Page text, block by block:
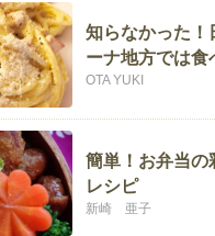
知らなかった！
ーナ地方では
OTA YUKI
簡単！お弁当の
レシピ
新崎 亜子